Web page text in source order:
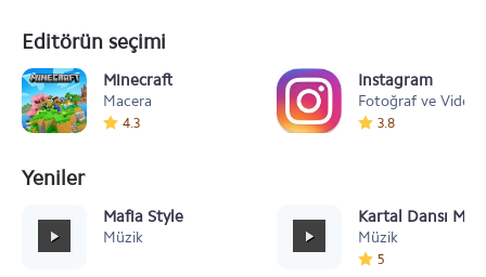
Editörün seçimi
Minecraft
Macera
4.3
Instagram
Fotoğraf ve Video
3.8
Yeniler
Mafia Style
Müzik
Kartal Dansı
Müzik
5